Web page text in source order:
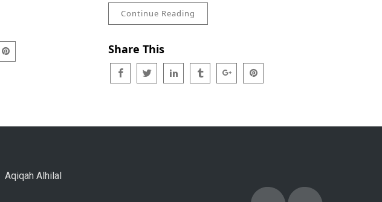
Continue Reading
Share This
Aqiqah Alhilal